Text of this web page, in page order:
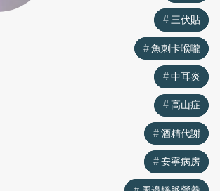
三伏貼
魚刺卡喉嚨
中耳炎
高山症
酒精代謝
安寧病房
三伏貼
魚刺卡喉嚨
中耳炎
高山症
酒精代謝
安寧病房